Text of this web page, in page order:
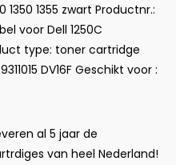
1355 zwart Productnr.:
voor Dell 1250C
type: toner cartridge
DV16F Geschikt voor :
al 5 jaar de
van heel Nederland!